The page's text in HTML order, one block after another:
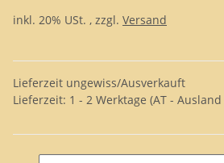
inkl. 20% USt. , zzgl. Versand
Lieferzeit ungewiss/Ausverkauft
Lieferzeit: 1 - 2 Werktage (AT -